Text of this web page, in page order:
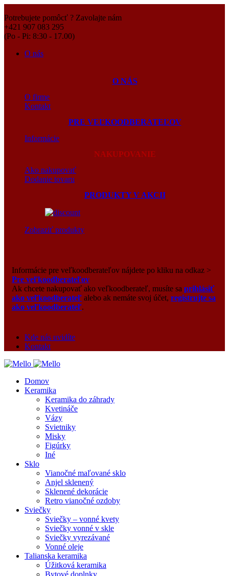
Potrebujete pomôcť ? Zavolajte nám
+421 907 083 295
(Po - Pi: 8:30 - 17.00)
O nás
O NÁS
O firme
Kontakt
PRE VEĽKOODBERATEĽOV
Informácie
NAKUPOVANIE
Ako nakupovať
Dodanie tovaru
PRODUKTY V AKCII
Zobraziť produkty
Informácie pre veľkoodberateľov nájdete po kliku na odkaz >
Pre veľkoodberateľov
Ak chcete nakupovať ako veľkoodberateľ, musíte sa prihlásiť
ako veľkoodberateľ alebo ak nemáte svoj účet, registrujte sa
ako veľkoodberateľ.
Kde nás uvidíte
Kontakt
Domov
Keramika
Keramika do záhrady
Kvetináče
Vázy
Svietniky
Misky
Figúrky
Iné
Sklo
Vianočné maľované sklo
Anjel sklenený
Sklenené dekorácie
Retro vianočné ozdoby
Sviečky
Sviečky – vonné kvety
Sviečky vonné v skle
Sviečky vyrezávané
Vonné oleje
Talianska keramika
Úžitková keramika